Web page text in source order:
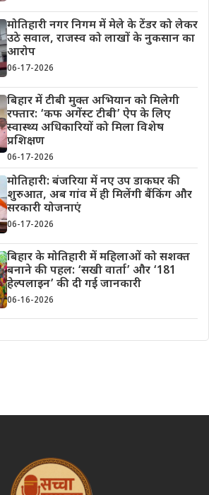
मोतिहारी नगर निगम में मेले के टेंडर को लेकर
उठे सवाल, राजस्व को लाखों के नुकसान का
आरोप
06-17-2026
बिहार में टीबी मुक्त अभियान को मिलेगी
रफ्तार: ‘कफ अगेंस्ट टीबी’ ऐप के लिए
स्वास्थ्य अधिकारियों को मिला विशेष
प्रशिक्षण
06-17-2026
मोतिहारी: बंजरिया में नए उप डाकघर की
शुरुआत, अब गांव में ही मिलेंगी बैंकिंग और
सरकारी योजनाएं
06-17-2026
बिहार के मोतिहारी में महिलाओं को सशक्त
बनाने की पहल: ‘सखी वार्ता’ और ‘181
हेल्पलाइन’ की दी गई जानकारी
06-16-2026